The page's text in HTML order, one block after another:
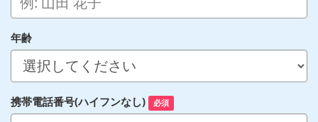
年齢
携帯電話番号(ハイフンなし) 必須